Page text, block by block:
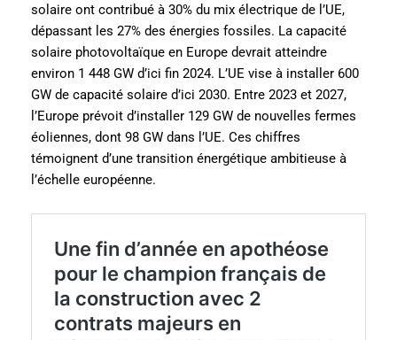
solaire ont contribué à 30% du mix électrique de l’UE,
dépassant les 27% des énergies fossiles. La capacité
solaire photovoltaïque en Europe devrait atteindre
environ 1 448 GW d’ici fin 2024. L’UE vise à installer 600
GW de capacité solaire d’ici 2030. Entre 2023 et 2027,
l’Europe prévoit d’installer 129 GW de nouvelles fermes
éoliennes, dont 98 GW dans l’UE. Ces chiffres
témoignent d’une transition énergétique ambitieuse à
l’échelle européenne.